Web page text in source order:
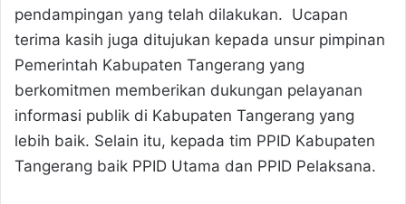
pendampingan yang telah dilakukan. Ucapan
terima kasih juga ditujukan kepada unsur pimpinan
Pemerintah Kabupaten Tangerang yang
berkomitmen memberikan dukungan pelayanan
informasi publik di Kabupaten Tangerang yang
lebih baik. Selain itu, kepada tim PPID Kabupaten
Tangerang baik PPID Utama dan PPID Pelaksana.